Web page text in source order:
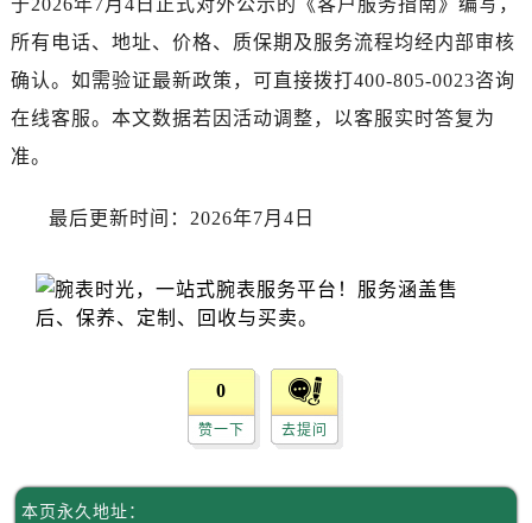
呼和浩特市玉泉区大学西街70号华润万象城写字楼（鄂尔多斯大厦）23层2326室劳力士售后服务中心（需提前预约）
兰州市七里河区西津西路16号兰州中心写字楼21层2102室劳力士售后服务中心（需提前预约）
节假日正常营业！
于2026年7月4日正式对外公示的《客户服务指南》编写，
所有电话、地址、价格、质保期及服务流程均经内部审核
确认。如需验证最新政策，可直接拨打400-805-0023咨询
在线客服。本文数据若因活动调整，以客服实时答复为
准。
最后更新时间：2026年7月4日
0
赞一下 去提问
本页永久地址：